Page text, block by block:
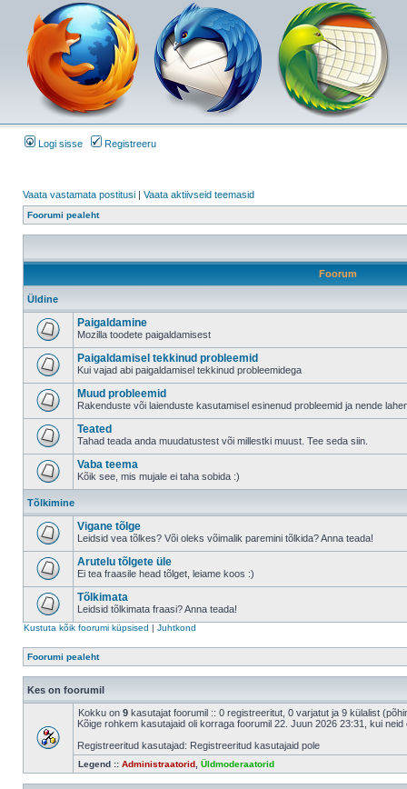
Logi sisse Registreeru
Vaata vastamata postitusi | Vaata aktiivseid teemasid
Foorumi pealeht
Foorum
Üldine
Paigaldamine
Mozilla toodete paigaldamisest
Paigaldamisel tekkinud probleemid
Kui vajad abi paigaldamisel tekkinud probleemidega
Muud probleemid
Rakenduste või laienduste kasutamisel esinenud probleemid ja nende
Teated
Tahad teada anda muudatustest või millestki muust. Tee seda siin.
Vaba teema
Kõik see, mis mujale ei taha sobida :)
Tõlkimine
Vigane tõlge
Leidsid vea tõlkes? Või oleks võimalik paremini tõlkida? Anna teada!
Arutelu tõlgete üle
Ei tea fraasile head tõlget, leiame koos :)
Tõlkimata
Leidsid tõlkimata fraasi? Anna teada!
Kustuta kõik foorumi küpsised | Juhtkond
Foorumi pealeht
Kes on foorumil
Kokku on 9 kasutajat foorumil :: 0 registreeritut, 0 varjatut ja 9 külalist
Kõige rohkem kasutajaid oli korraga foorumil 22. Juun 2026 23:31, kui neid
Registreeritud kasutajad: Registreeritud kasutajaid pole
Legend :: Administraatorid Üldmoderaatorid